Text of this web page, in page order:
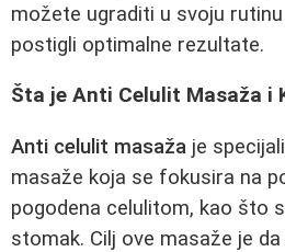
možete ugraditi u svoju
postigli optimalne rezultate.
Šta je Anti Celulit Masaža i
Anti celulit masaža je
masaže koja se fokusira na
pogodena celulitom, kao što
stomak. Cilj ove masaže je